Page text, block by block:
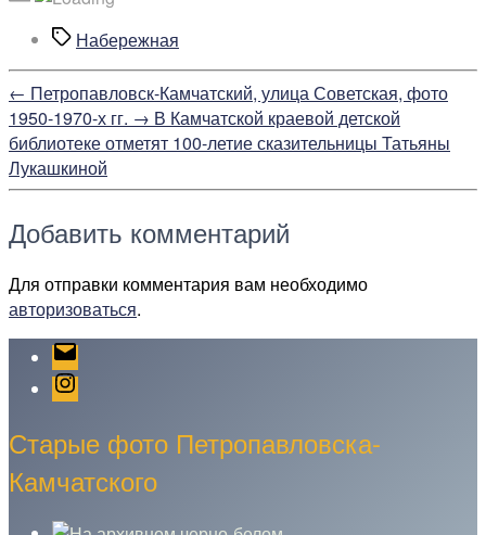
МеткиНабережная
← Петропавловск-Камчатский, улица Советская, фото
1950-1970-х гг. → В Камчатской краевой детской
библиотеке отметят 100-летие сказительницы Татьяны
Лукашкиной
Добавить комментарий
Для отправки комментария вам необходимо
авторизоваться.
Email
Instagram
Старые фото Петропавловска-
Камчатского